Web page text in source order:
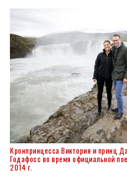
Кронпринцесса Виктория и принц
Годафосс во время официальной
2014 г.